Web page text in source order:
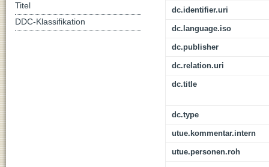
dc.identifier.uri
dc.language.iso
dc.publisher
dc.relation.uri
dc.title
dc.type
utue.kommentar.intern
utue.personen.roh
Titel
DDC-Klassifikation